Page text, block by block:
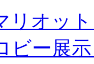
リオッ
ビー展